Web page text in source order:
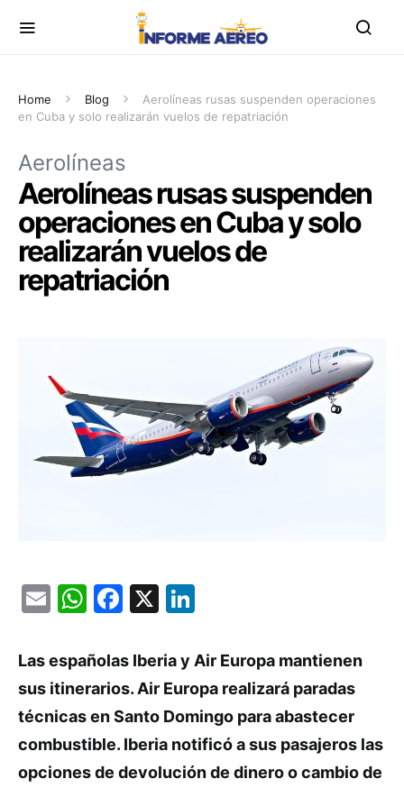
Home Blog
Aerolíneas rusas suspenden operaciones
en Cuba y solo realizarán vuelos de repatriación
Aerolíneas
Aerolíneas rusas suspenden
operaciones en Cuba y solo
realizarán vuelos de
repatriación
EmailWhatsApp
Facebook
X
Las españolas Iberia y Air Europa mantienen
sus itinerarios. Air Europa realizará paradas
técnicas en Santo Domingo para abastecer
combustible. Iberia notificó a sus pasajeros las
opciones de devolución de dinero o cambio de